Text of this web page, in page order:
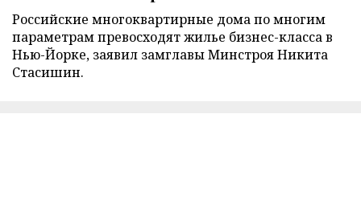
Российские многоквартирные дома по многим
параметрам превосходят жилье бизнес-класса в
Нью-Йорке, заявил замглавы Минстроя Никита
Стасишин.